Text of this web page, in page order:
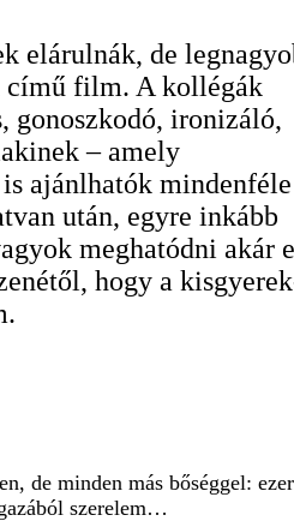
elárulnák, de
című film. A kollégák
gonoszkodó, ironizáló,
– amely
ajánlhatók mindenféle
után, egyre inkább
meghatódni akár
hogy a
de minden más bőséggel:
szerelem…